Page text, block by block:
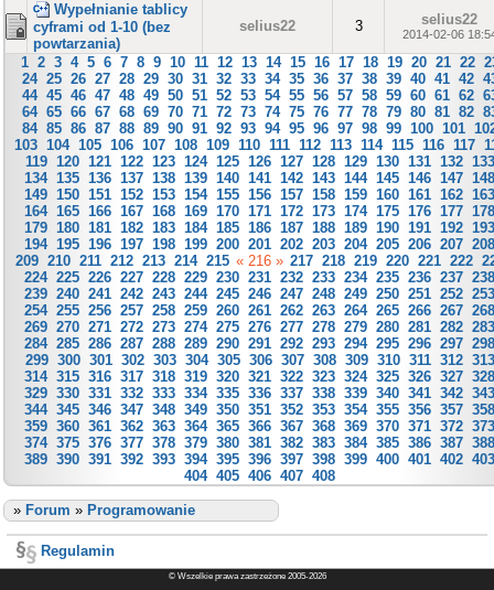
Wypełnianie tablicy
cyframi od 1-10 (bez
powtarzania)
selius22 3 selius22
2014-02-06
1 2 3 4 5 6 7 8 9 10 11 12 13 14 15 16 17 18 19 20 21 22
24 25 26 27 28 29 30 31 32 33 34 35 36 37 38 39 40 41 42
44 45 46 47 48 49 50 51 52 53 54 55 56 57 58 59 60 61 62
64 65 66 67 68 69 70 71 72 73 74 75 76 77 78 79 80 81 82
84 85 86 87 88 89 90 91 92 93 94 95 96 97 98 99 100 101
103 104 105 106 107 108 109 110 111 112 113 114 115 116 117
119 120 121 122 123 124 125 126 127 128 129 130 131 132 133
134 135 136 137 138 139 140 141 142 143 144 145 146 147 148
149 150 151 152 153 154 155 156 157 158 159 160 161 162 163
164 165 166 167 168 169 170 171 172 173 174 175 176 177 178
179 180 181 182 183 184 185 186 187 188 189 190 191 192 193
194 195 196 197 198 199 200 201 202 203 204 205 206 207 208
209 210 211 212 213 214 215 « 216 » 217 218 219 220 221 222
224 225 226 227 228 229 230 231 232 233 234 235 236 237 238
239 240 241 242 243 244 245 246 247 248 249 250 251 252 253
254 255 256 257 258 259 260 261 262 263 264 265 266 267 268
269 270 271 272 273 274 275 276 277 278 279 280 281 282 283
284 285 286 287 288 289 290 291 292 293 294 295 296 297 298
299 300 301 302 303 304 305 306 307 308 309 310 311 312 313
314 315 316 317 318 319 320 321 322 323 324 325 326 327 328
329 330 331 332 333 334 335 336 337 338 339 340 341 342 343
344 345 346 347 348 349 350 351 352 353 354 355 356 357 358
359 360 361 362 363 364 365 366 367 368 369 370 371 372 373
374 375 376 377 378 379 380 381 382 383 384 385 386 387 388
389 390 391 392 393 394 395 396 397 398 399 400 401 402 403
404 405 406 407 408
» Forum » Programowanie
Regulamin
© Wszelkie prawa zastrzeżone 2005-2026